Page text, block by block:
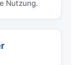
Nutzung.